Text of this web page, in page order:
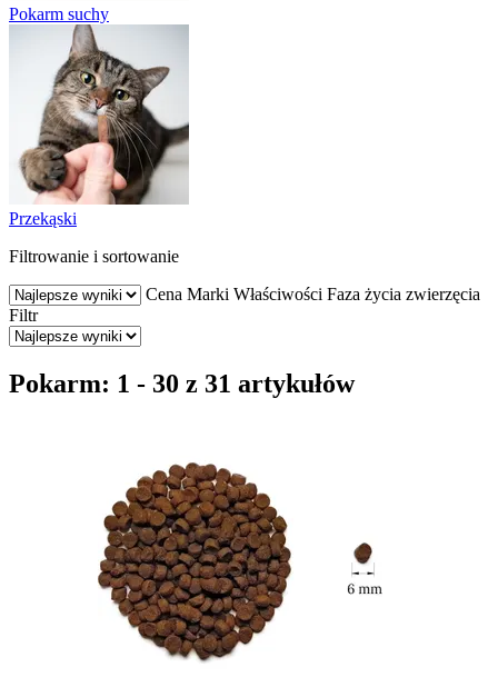
Pokarm suchy
Przekąski
Filtrowanie i sortowanie
Cena Marki Właściwości Faza życia zwierzęcia
Filtr
Pokarm: 1 - 30 z 31 artykułów